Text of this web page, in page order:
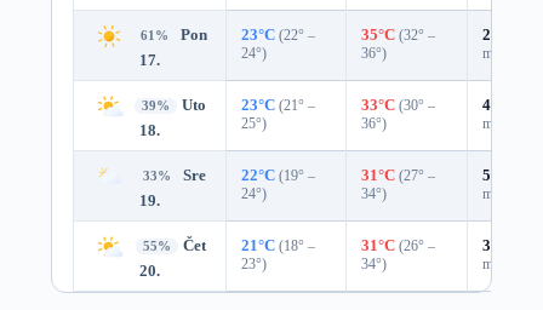
61%
Pon
17.
23°C (22° –
24°)
35°C (32° –
36°)
27%
mm)
39%
Uto
18.
23°C (21° –
25°)
33°C (30° –
36°)
41%
mm)
33%
Sre
19.
22°C (19° –
24°)
31°C (27° –
34°)
53%
mm)
55%
Čet
20.
21°C (18° –
23°)
31°C (26° –
34°)
39%
mm)